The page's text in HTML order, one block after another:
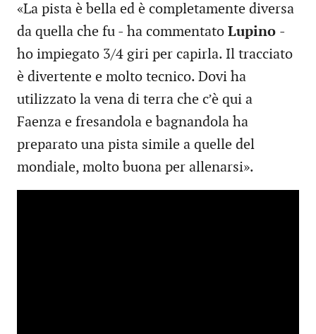
«La pista è bella ed è completamente diversa
da quella che fu - ha commentato Lupino -
ho impiegato 3/4 giri per capirla. Il tracciato
è divertente e molto tecnico. Dovi ha
utilizzato la vena di terra che c’è qui a
Faenza e fresandola e bagnandola ha
preparato una pista simile a quelle del
mondiale, molto buona per allenarsi».